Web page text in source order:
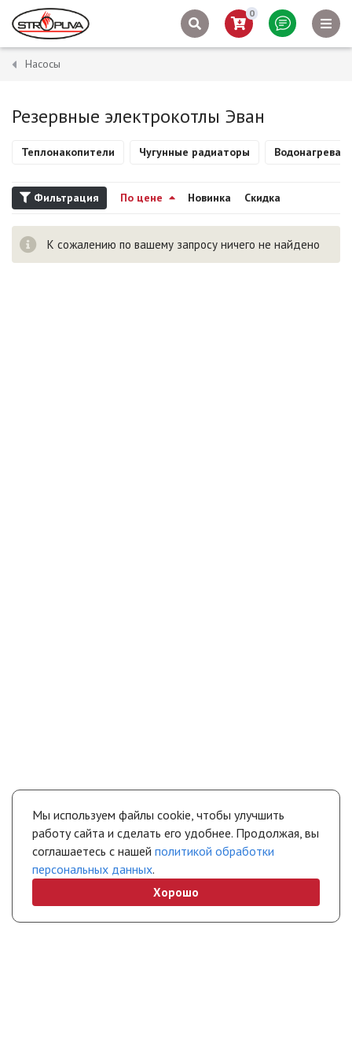
0
Насосы
Резервные электрокотлы Эван
Теплонакопители Чугунные радиаторы
Фильтрация По цене Новинка Скидка
К сожалению по вашему запросу ничего не найдено
Мы используем файлы cookie, чтобы улучшить
работу сайта и сделать его удобнее. Продолжая, вы
соглашаетесь с нашей политикой обработки
персональных данных.
Хорошо